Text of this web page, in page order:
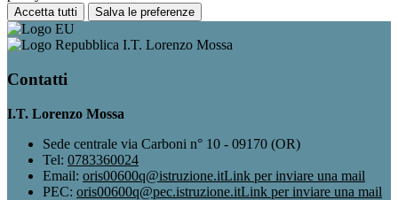
Accetta tutti Salva le preferenze
I.T. Lorenzo Mossa
Contatti
I.T. Lorenzo Mossa
Sede centrale via Carboni n° 10 - 09170 (OR)
Tel: 0783360024
Email: oris00600q@istruzione.itLink per inviare una mail
PEC: oris00600q@pec.istruzione.itLink per inviare una mail